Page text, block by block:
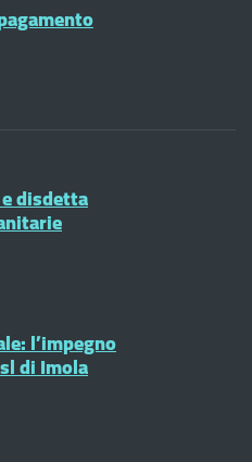
disdetta
l’impegno
di Imola